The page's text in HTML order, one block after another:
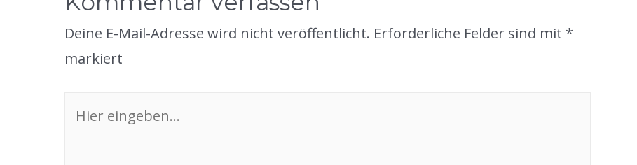
Deine E-Mail-Adresse wird nicht veröffentlicht. Erforderliche Felder sind mit *
markiert
eingeben…